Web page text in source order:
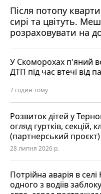
Після потопу
сирі та цвітуть.
розраховувати на
У Скоморохах п'яний
ДТП під час втечі від
7 годин тому
Розвиток дітей у
огляд гуртків, секцій,
(партнерський проєкт)
28 липня 2026 р.
Потрійна аварія в
одного з водіїв